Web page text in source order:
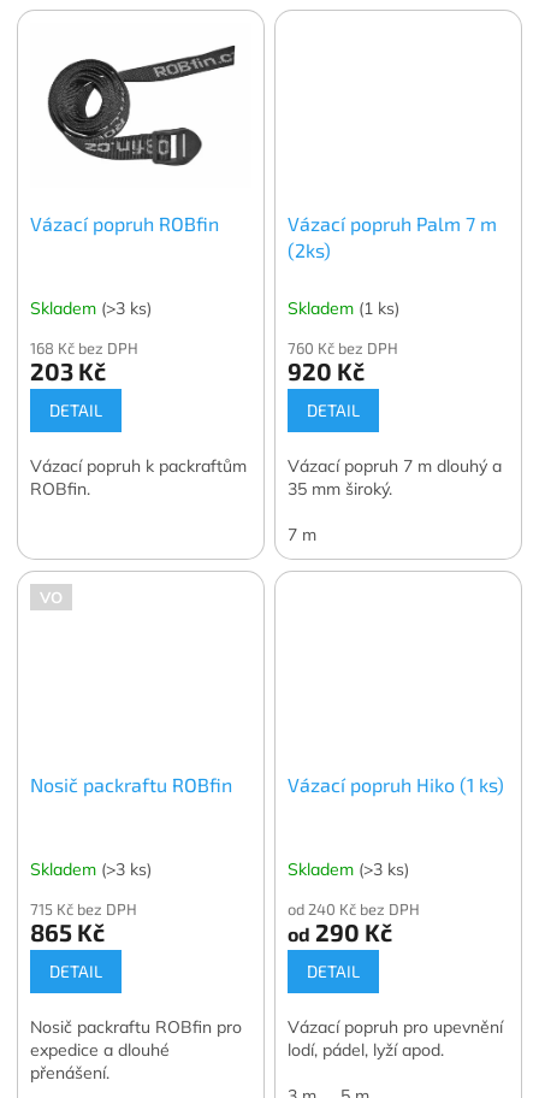
cm.
Vázací popruh ROBfin
Skladem (>3 ks)
168 Kč bez DPH
203 Kč
DETAIL
Vázací popruh k packraftům
ROBfin.
Vázací popruh Palm 7 m
(2ks)
Skladem (1 ks)
760 Kč bez DPH
920 Kč
DETAIL
Vázací popruh 7 m dlouhý a
35 mm široký.
7 m
VO
Nosič packraftu ROBfin
Skladem (>3 ks)
715 Kč bez DPH
865 Kč
DETAIL
Nosič packraftu ROBfin pro
expedice a dlouhé
přenášení.
Vázací popruh Hiko (1 ks)
Skladem (>3 ks)
od 240 Kč bez DPH
od 290 Kč
DETAIL
Vázací popruh pro upevnění
lodí, pádel, lyží apod.